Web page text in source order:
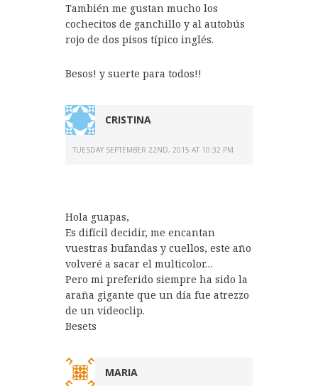
También me gustan mucho los
cochecitos de ganchillo y al autobús
rojo de dos pisos típico inglés.
Besos! y suerte para todos!!
CRISTINA
TUESDAY SEPTEMBER 22ND, 2015 AT 10:32 PM
Hola guapas,
Es difícil decidir, me encantan
vuestras bufandas y cuellos, este año
volveré a sacar el multicolor…
Pero mi preferido siempre ha sido la
araña gigante que un día fue atrezzo
de un videoclip.
Besets
MARIA